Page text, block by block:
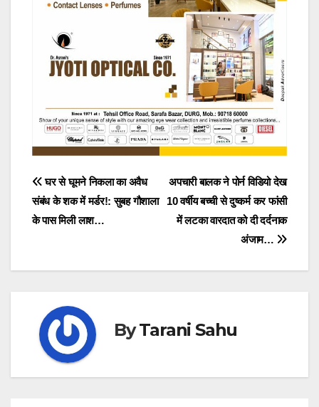
Post
navigation
अपचारी बालक ने पोर्न विडियो देख
10 वर्षीय बच्ची से दुष्कर्म कर फांसी
में लटका वारदात को दी दर्दनाक
अंजाम…
घर से घूमने निकला का अवैध
संबंध के शक में मर्डर!: सुबह गौशाला
के पास मिली लाश…
ByTarani Sahu